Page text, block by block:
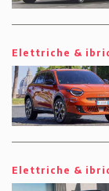
Elettriche &
Elettriche &